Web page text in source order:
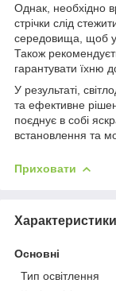
Однак, необхідно
стрічки слід
середовища, щоб
Також
гарантувати їхню
У результаті,
та ефективне
поєднує в собі
встановлення та
Приховати
Характеристики
Основні
Тип освітлення